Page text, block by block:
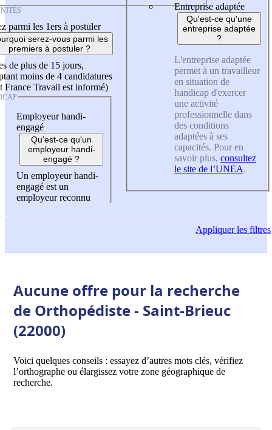
parmi les 1ers à postuler
serez-vous parmi les
premiers à postuler ?
de plus de 15 jours,
moins de 4 candidatures
France Travail est informé)
Employeur handi-
engagé
Qu'est-ce qu'un
employeur handi-
engagé ?
Un employeur handi-
engagé est un
employeur reconnu
Entreprise adaptée
Qu'est-ce qu'une
entreprise adaptée
?
L'entreprise adaptée
permet à un travailleur
en situation de
handicap d'exercer
une activité
professionnelle dans
des conditions
adaptées à ses
capacités. Pour en
savoir plus, consultez
le site de l’UNEA.
Appliquerles filtres
Aucune offre pour la recherche
de Orthopédiste - Saint-Brieuc
(22000)
Voici quelques conseils : essayez d’autres mots clés, vérifiez
l’orthographe ou élargissez votre zone géographique de
recherche.